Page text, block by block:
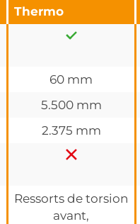
Thermo
60 mm
5.500 mm
2.375 mm
Ressorts de torsion
avant,